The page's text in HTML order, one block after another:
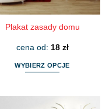
Plakat zasady domu
cena od: 18 zł
WYBIERZ OPCJE